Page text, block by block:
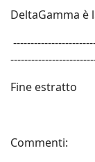
DeltaGamma è
Fine estratto
Commenti: